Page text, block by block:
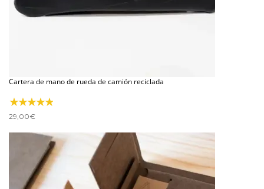
Cartera de mano de rueda de camión reciclada
29,00€